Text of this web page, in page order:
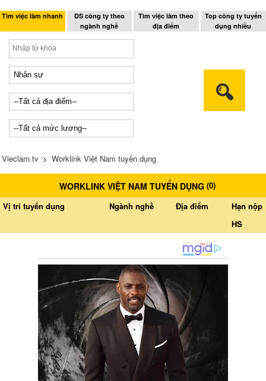
Tìm việc làm nhanh
DS công ty theo
ngành nghề
Tìm việc làm theo
địa điểm
Top công ty tuyển
dụng nhiều
Vieclam.tv > Worklink Việt Nam tuyển dụng
WORKLINK VIỆT NAM TUYỂN DỤNG (0)
Vị trí tuyển dụng
Ngành nghề Địa điểm
Hạn nộp
HS